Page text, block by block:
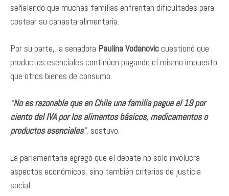
señalando que muchas familias enfrentan dificultades para
costear su canasta alimentaria.
Por su parte, la senadora Paulina Vodanoviccuestionó que
productos esenciales continúen pagando el mismo impuesto
que otros bienes de consumo.
“No es razonable que en Chile una familia pague el 19 por
ciento del IVA por los alimentos básicos, medicamentos o
productos esenciales”, sostuvo.
La parlamentaria agregó que el debate no solo involucra
aspectos económicos, sino también criterios de justicia
social.